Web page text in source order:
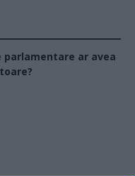
parlamentare ar avea